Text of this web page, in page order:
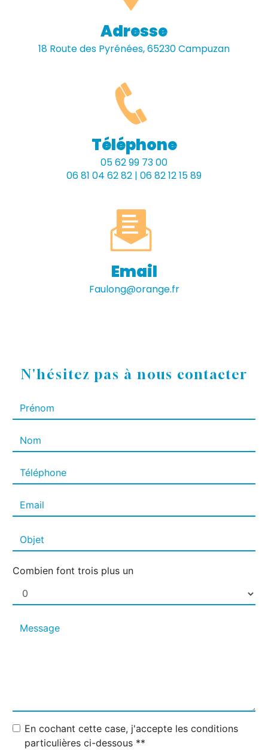
Adresse
18 Route des Pyrénées, 65230 Campuzan
Téléphone
05 62 99 73 00
06 81 04 62 82 | 06 82 12 15 89
Email
faulong@orange.fr
N'hésitez pas à nous contacter
Combien font trois plus un
En cochant cette case, j'accepte les conditions
particulières ci-dessous **